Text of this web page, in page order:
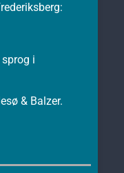
i
& Balzer.